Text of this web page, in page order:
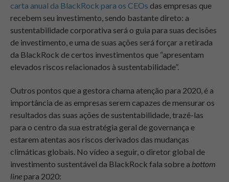
carta anual da BlackRock para os CEOs das empresas que
recebem seu investimento, sendo bastante direto: a
sustentabilidade corporativa será o guia para suas decisões
de investimento, e uma de suas ações será forçar a retirada
da BlackRock de certos investimentos que “apresentam
elevados riscos relacionados à sustentabilidade”.
Outros pontos que a gestora chama atenção para 2020, é a
importância de as empresas serem capazes de mensurar os
resultados das suas ações de sustentabilidade, trazê-las
para o centro da sua estratégia geral de governança e
estarem atentas aos riscos derivados das mudanças
climáticas globais. No vídeo a seguir, o diretor global de
investimento sustentável da BlackRock fala sobre a bottom
linepara 2020: